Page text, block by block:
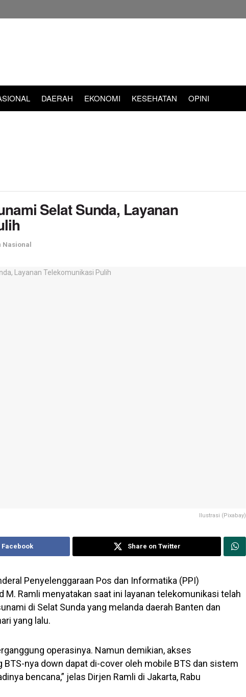
DAERAH EKONOMI KESEHATAN OPINI
Selat Sunda, Layanan
Nasional
Ilustrasi (Pixabay)
Facebook Share on Twitter
Penyelenggaraan Pos dan Informatika (PPI)
M. Ramli menyatakan saat ini layanan telekomunikasi telah
di Selat Sunda yang melanda daerah Banten dan
yang lalu.
operasinya. Namun demikian, akses
nya down dapat di-cover oleh mobile BTS dan sistem
bencana,” jelas Dirjen Ramli di Jakarta, Rabu